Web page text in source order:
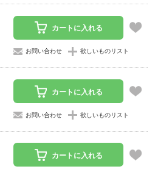
カートに入れる
お問い合わせ 欲しいものリスト
カートに入れる
お問い合わせ 欲しいものリスト
カートに入れる